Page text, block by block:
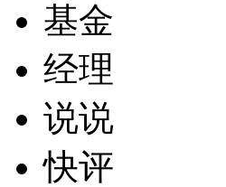
基金
经理
说说
快评